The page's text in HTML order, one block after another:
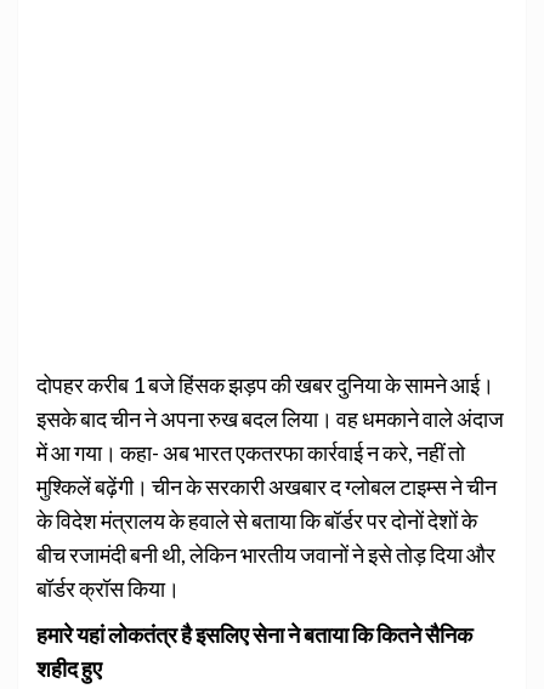
दोपहर करीब 1 बजे हिंसक झड़प की खबर दुनिया के सामने आई।
इसके बाद चीन ने अपना रुख बदल लिया। वह धमकाने वाले अंदाज
में आ गया। कहा- अब भारत एकतरफा कार्रवाई न करे, नहीं तो
मुश्किलें बढ़ेंगी। चीन के सरकारी अखबार द ग्लोबल टाइम्स ने चीन
के विदेश मंत्रालय के हवाले से बताया कि बॉर्डर पर दोनों देशों के
बीच रजामंदी बनी थी, लेकिन भारतीय जवानों ने इसे तोड़ दिया और
बॉर्डर क्रॉस किया।
हमारे यहां लोकतंत्र है इसलिए सेना ने बताया कि कितने सैनिक
शहीद हुए